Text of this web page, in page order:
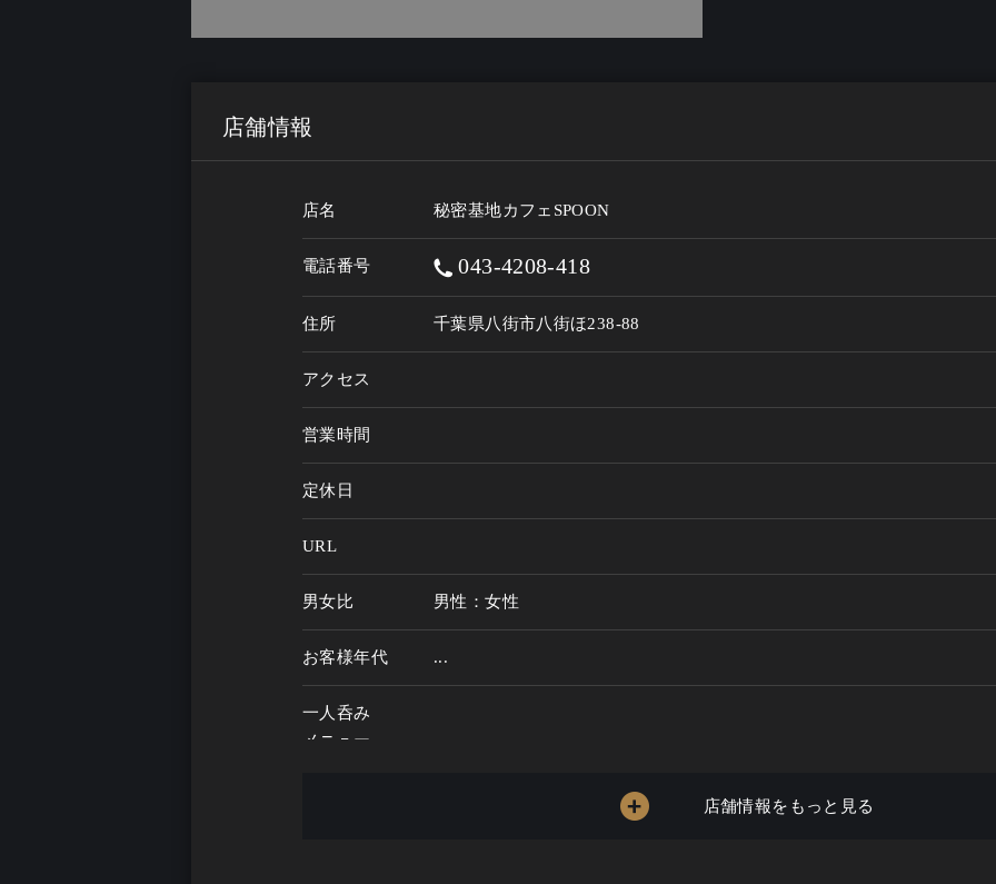
店舗情報
店名 秘密基地カフェSPOON
電話番号 043-4208-418
住所 千葉県八街市八街ほ238-88
アクセス
営業時間
定休日
URL
男女比 男性：女性
お客様年代 ...
一人呑み
メニュー
店舗情報をもっと見る